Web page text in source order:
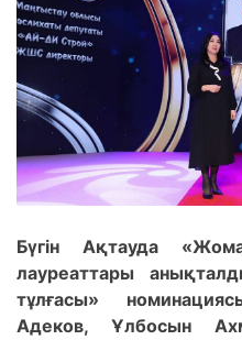
Бүгін Ақтауда
лауреаттары
тұлғасы»
Адеков, Ұлбосын